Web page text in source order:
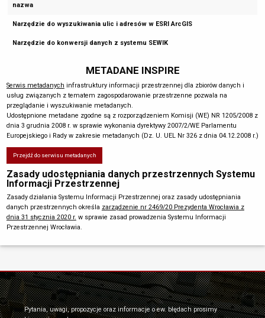
nazwa
Narzędzie do wyszukiwania ulic i adresów w ESRI ArcGIS
Narzędzie do konwersji danych z systemu SEWIK
METADANE INSPIRE
Serwis metadanych infrastruktury informacji przestrzennej dla zbiorów danych i
usług związanych z tematem zagospodarowanie przestrzenne pozwala na
przeglądanie i wyszukiwanie metadanych.
Udostępnione metadane zgodne są z rozporządzeniem Komisji (WE) NR 1205/2008 z
dnia 3 grudnia 2008 r. w sprawie wykonania dyrektywy 2007/2/WE Parlamentu
Europejskiego i Rady w zakresie metadanych (Dz. U. UEL Nr 326 z dnia 04.12.2008 r.)
Przejdź do serwisu metadanych
Zasady udostępniania danych przestrzennych Systemu
Informacji Przestrzennej
Zasady działania Systemu Informacji Przestrzennej oraz zasady udostępniania
danych przestrzennych określa zarządzenie nr 2469/20 Prezydenta Wrocławia z
dnia 31 stycznia 2020 r. w sprawie zasad prowadzenia Systemu Informacji
Przestrzennej Wrocławia.
Pytania, uwagi, propozycje oraz informacje o ew. błędach prosimy